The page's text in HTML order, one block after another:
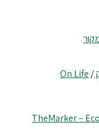
/
On Life